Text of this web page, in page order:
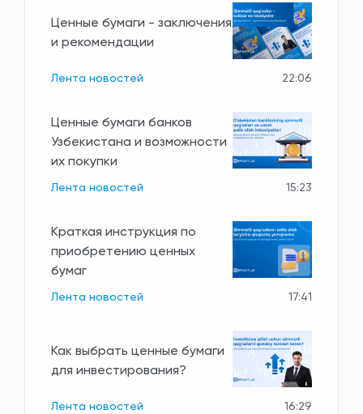
Ценные бумаги - заключения
и рекомендации
Лента новостей 22:06
Ценные бумаги банков
Узбекистана и возможности
их покупки
Лента новостей 15:23
Краткая инструкция по
приобретению ценных
бумаг
Лента новостей 17:41
Как выбрать ценные бумаги
для инвестирования?
Лента новостей 16:29